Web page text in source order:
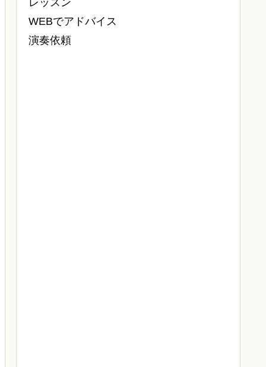
レッスン
WEBでアドバイス
演奏依頼